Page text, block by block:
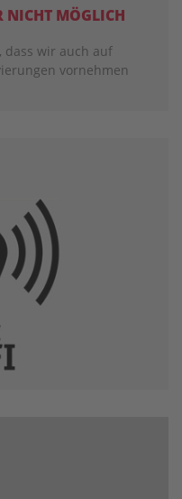
NICHT MÖGLICH
wir auch auf
vornehmen